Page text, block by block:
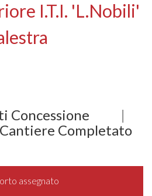
I.T.I. 'L.Nobili'
Concessione
|
Cantiere Completato
assegnato